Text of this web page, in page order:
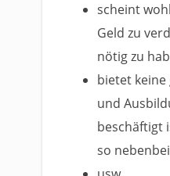
scheint
Geld zu
nötig zu
bietet
und
beschäftigt
so